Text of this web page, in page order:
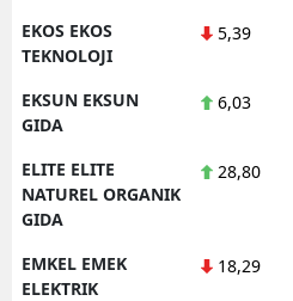
EKOS EKOS
TEKNOLOJI
5,39
EKSUN EKSUN
GIDA
6,03
ELITE ELITE
NATUREL ORGANIK
GIDA
28,80
EMKEL EMEK
ELEKTRIK
18,29